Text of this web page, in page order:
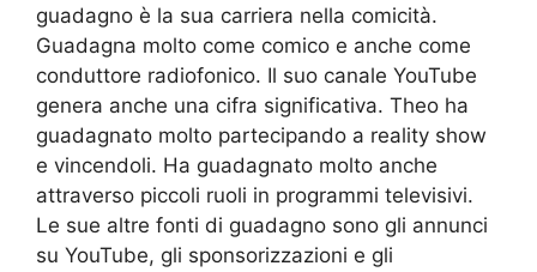
guadagno è la sua carriera nella comicità.
Guadagna molto come comico e anche come
conduttore radiofonico. Il suo canale YouTube
genera anche una cifra significativa. Theo ha
guadagnato molto partecipando a reality show
e vincendoli. Ha guadagnato molto anche
attraverso piccoli ruoli in programmi televisivi.
Le sue altre fonti di guadagno sono gli annunci
su YouTube, gli sponsorizzazioni e gli